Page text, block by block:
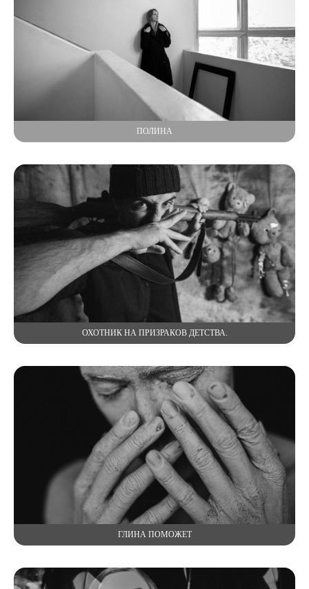
ПОЛИНА
ОХОТНИК НА ПРИЗРАКОВ ДЕТСТВА.
ГЛИНА ПОМОЖЕТ